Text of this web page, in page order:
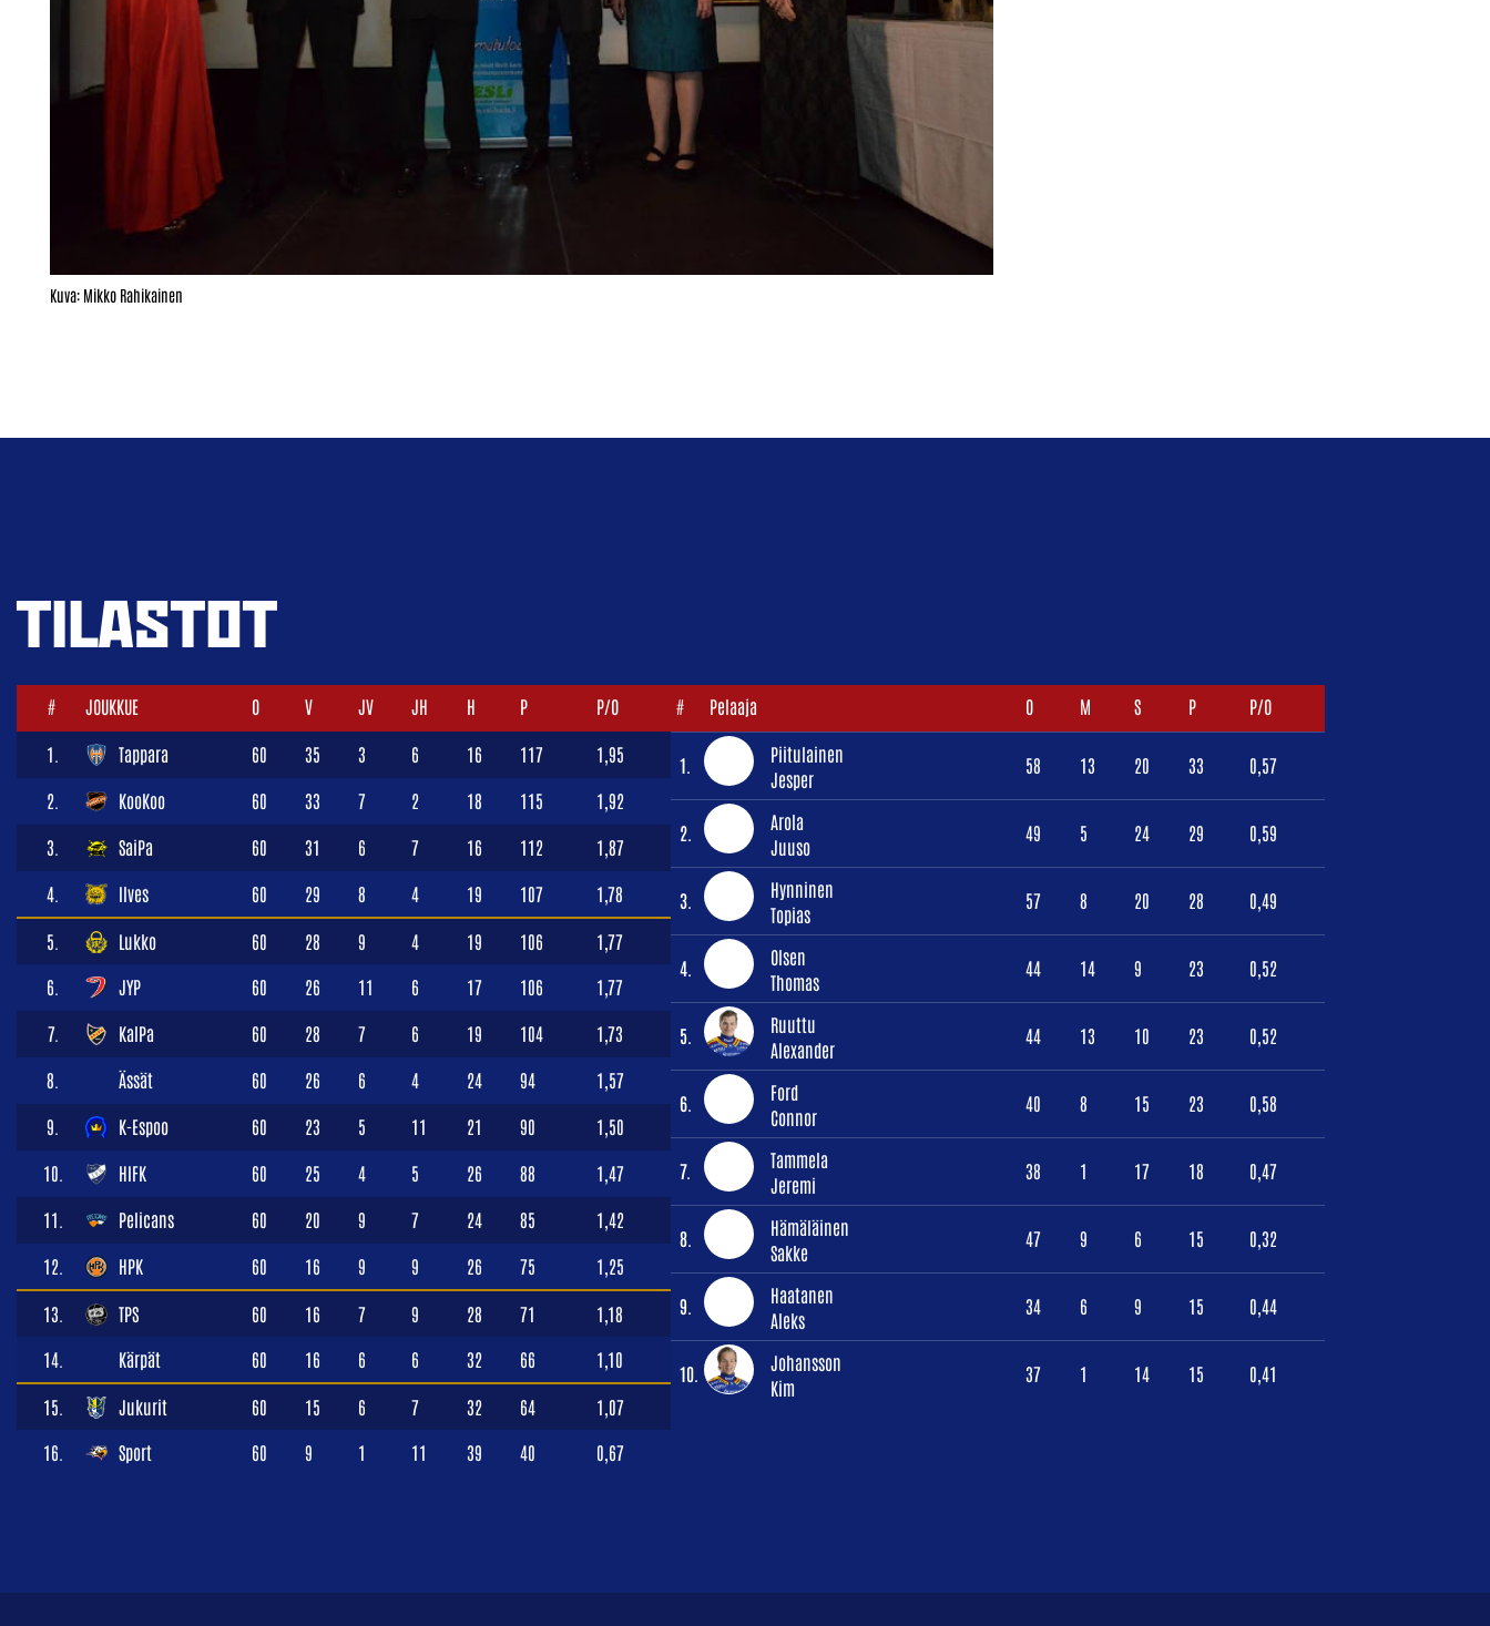
Kuva: Mikko Rahikainen
TILASTOT
# JOUKKUE O V JV JH H P P/O
1. Tappara 60 35 3 6 16 117 1,95
2. KooKoo 60 33 7 2 18 115 1,92
3. SaiPa 60 31 6 7 16 112 1,87
4. Ilves 60 29 8 4 19 107 1,78
5. Lukko 60 28 9 4 19 106 1,77
6. JYP 60 26 11 6 17 106 1,77
7. KalPa 60 28 7 6 19 104 1,73
8. Ässät 60 26 6 4 24 94 1,57
9. K-Espoo 60 23 5 11 21 90 1,50
10. HIFK 60 25 4 5 26 88 1,47
11. Pelicans 60 20 9 7 24 85 1,42
12. HPK 60 16 9 9 26 75 1,25
13. TPS 60 16 7 9 28 71 1,18
14. Kärpät 60 16 6 6 32 66 1,10
15. Jukurit 60 15 6 7 32 64 1,07
16. Sport 60 9 1 11 39 40 0,67
# Pelaaja O M S P P/O
1.
Piitulainen
Jesper
58 13 20 33 0,57
2.
Arola
Juuso
49 5 24 29 0,59
3.
Hynninen
Topias
57 8 20 28 0,49
4.
Olsen
Thomas
44 14 9 23 0,52
5.
Ruuttu
Alexander
44 13 10 23 0,52
6.
Ford
Connor
40 8 15 23 0,58
7.
Tammela
Jeremi
38 1 17 18 0,47
8.
Hämäläinen
Sakke
47 9 6 15 0,32
9.
Haatanen
Aleks
34 6 9 15 0,44
10.
Johansson
Kim
37 1 14 15 0,41